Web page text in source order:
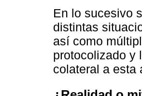
En lo sucesivo
distintas
así como
protocolizado y
colateral a esta